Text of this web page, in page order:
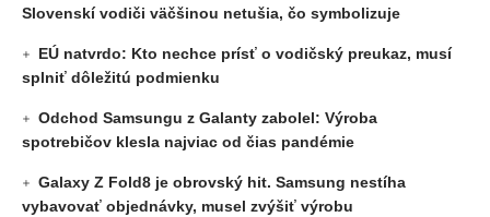
Slovenskí vodiči väčšinou netušia, čo symbolizuje
EÚ natvrdo: Kto nechce prísť o vodičský preukaz, musí
splniť dôležitú podmienku
Odchod Samsungu z Galanty zabolel: Výroba
spotrebičov klesla najviac od čias pandémie
Galaxy Z Fold8 je obrovský hit. Samsung nestíha
vybavovať objednávky, musel zvýšiť výrobu